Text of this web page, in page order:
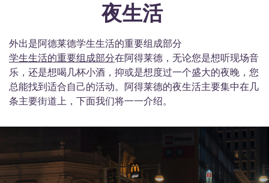
夜生活
外出是阿德莱德学生生活的重要组成部分
学生生活的重要组成部分在阿得莱德，无论您是想听现场音
乐，还是想喝几杯小酒，抑或是想度过一个盛大的夜晚，您
总能找到适合自己的活动。阿得莱德的夜生活主要集中在几
条主要街道上，下面我们将一一介绍。